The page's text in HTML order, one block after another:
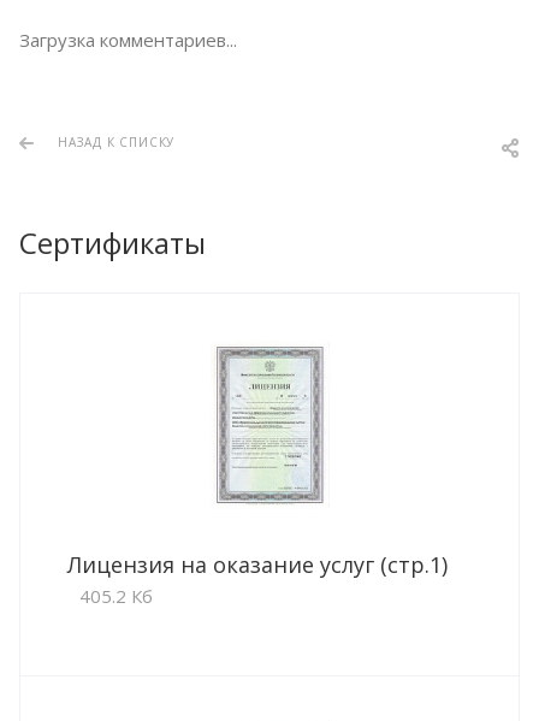
Загрузка комментариев...
НАЗАД К СПИСКУ
Сертификаты
Лицензия на оказание услуг (стр.1)
405.2 Кб